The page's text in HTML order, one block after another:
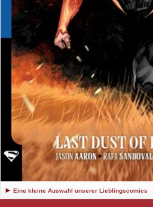
Eine kleine Auswahl unserer Lieblingscomics